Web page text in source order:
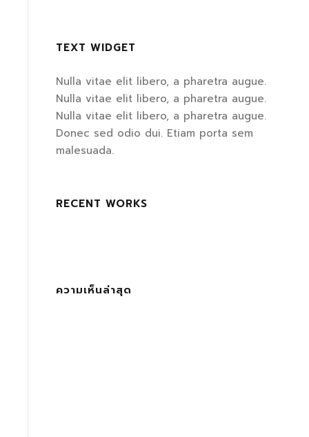
TEXT WIDGET
Nulla vitae elit libero, a pharetra augue.
Nulla vitae elit libero, a pharetra augue.
Nulla vitae elit libero, a pharetra augue.
Donec sed odio dui. Etiam porta sem
malesuada.
RECENT WORKS
ความเห็นล่าสุด